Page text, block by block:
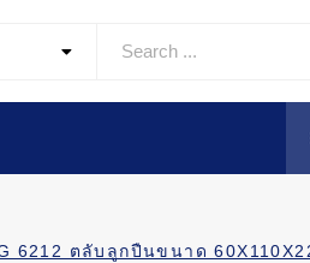
6212 ตลับลูกปืนขนาด